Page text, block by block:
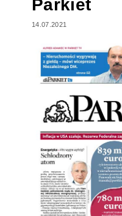
Parkiet
14.07.2021